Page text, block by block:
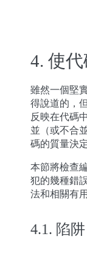
4. 使
雖然一個堅
得說道的，
反映在代碼
並（或不合
碼的質量決
本節將檢查
犯的幾種錯
法和相關有
4.1. 陷阱